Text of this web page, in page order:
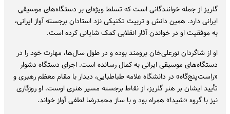
گلریز از جمله خوانندگانی است که تسلط ویژه‌ای بر دستگاه‌های موسیقی
ایرانی دارد. همین دانش و تربیت تکنیکی نزد استادان برجسته آواز ایرانی،
به موفقیت او در خواندن آثار انقلابی کمک شایانی کرده است.
او از شاگردان نورعلی‌خان برومند بوده و در طول سال‌ها، مهارت خود را در
دستگاه‌های موسیقی ایرانی به کمال رسانده است. اجرای دستگاه دشوار
«راست‌پنج‌گاه» در دانشگاه علامه طباطبایی، دیدار با مقام معظم رهبری و
تأیید ایشان بر هنر گلریز، از نقاط برجسته مسیر هنری اوست. او روزگاری
نیز با گروه «شیدا» همراه بود و با ساز محمدرضا لطفی آواز خواند.